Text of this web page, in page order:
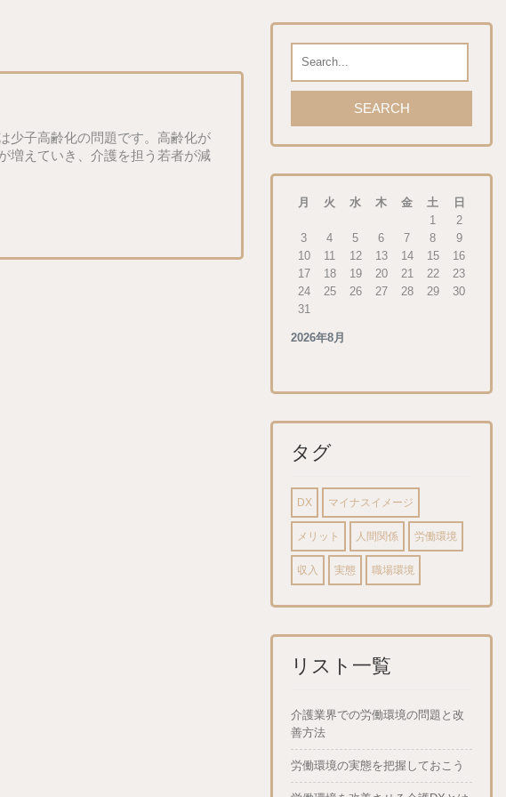
少子高齢化の問題です。高齢化が
増えていき、介護を担う若者が減
2026年8月
月 火 水 木 金 土
日
1
2
3
4 5 6 7 8
9
10
11 12 13 14 15
16
17
18 19 20 21 22
23
24
25 26 27 28 29
30
31
タグ
DX マイナスイメージ
メリット 人間関係 労働環境
収入 実態 職場環境
リスト一覧
介護業界での労働環境の問題と改
善方法
労働環境の実態を把握しておこう